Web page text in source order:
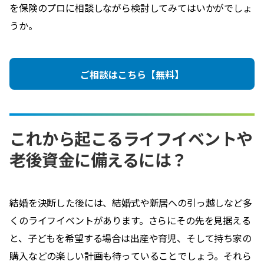
を保険のプロに相談しながら検討してみてはいかがでしょ
うか。
ご相談はこちら【無料】
これから起こるライフイベントや
老後資金に備えるには？
結婚を決断した後には、結婚式や新居への引っ越しなど多
くのライフイベントがあります。さらにその先を見据える
と、子どもを希望する場合は出産や育児、そして持ち家の
購入などの楽しい計画も待っていることでしょう。それら